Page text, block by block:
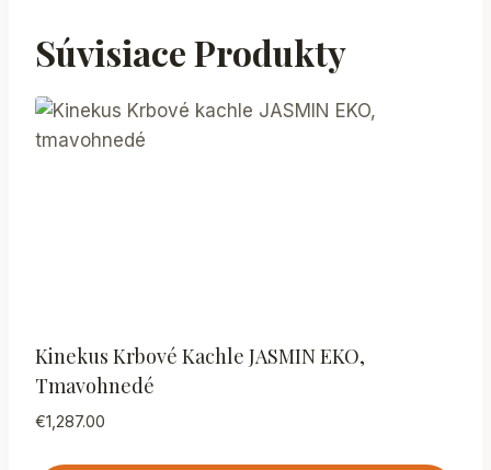
Súvisiace Produkty
Kinekus Krbové Kachle JASMIN EKO,
Tmavohnedé
€1,287.00